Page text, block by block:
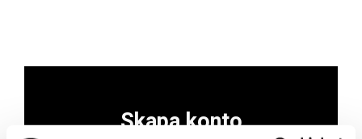
Skapa konto